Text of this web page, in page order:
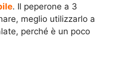
. Il peperone a 3
meglio utilizzarlo a
perché è un poco